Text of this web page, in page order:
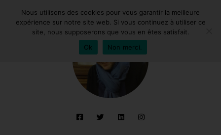
Nous utilisons des cookies pour vous garantir la meilleure
expérience sur notre site web. Si vous continuez à utiliser ce
site, nous supposerons que vous en êtes satisfait.
Ok
Non merci.